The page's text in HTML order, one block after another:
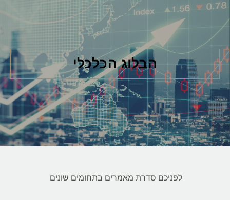
הבלוג הכלכלי
לפניכם סדרת מאמרים בתחומים שונים